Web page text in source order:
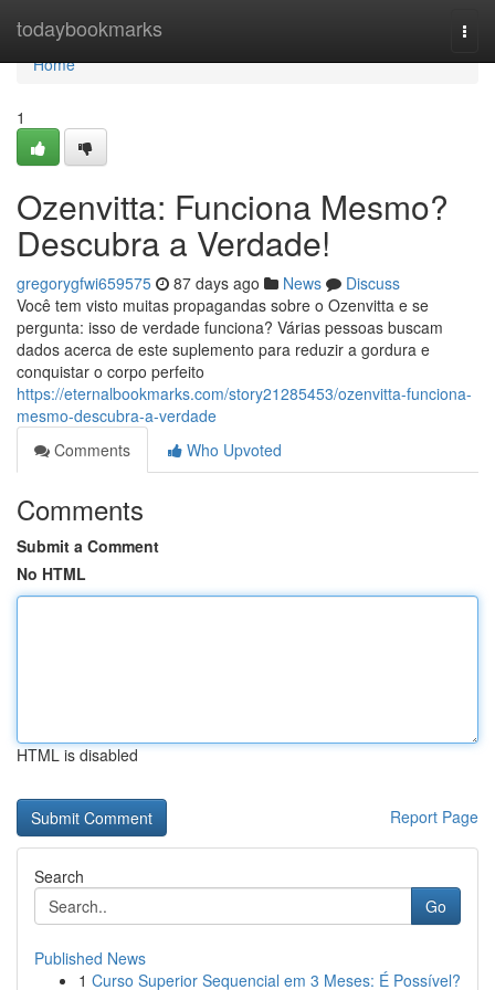
todaybookmarks
Home
Home
1
Ozenvitta: Funciona Mesmo?
Descubra a Verdade!
gregorygfwi659575 87 days ago News
Discuss
Você tem visto muitas propagandas sobre o Ozenvitta e se
pergunta: isso de verdade funciona? Várias pessoas buscam
dados acerca de este suplemento para reduzir a gordura e
conquistar o corpo perfeito
https://eternalbookmarks.com/story21285453/ozenvitta-funciona-
mesmo-descubra-a-verdade
Comments
Who Upvoted
Comments
Submit a Comment
No HTML
HTML is disabled
Report Page
Search
Go
Published News
1 Curso Superior Sequencial em 3 Meses: É Possível?